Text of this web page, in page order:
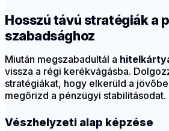
Hosszú távú stratégiák a
szabadsághoz
Miután megszabadultál a
vissza a régi kerékvágásba.
stratégiákat, hogy elkerüld a
megőrizd a pénzügyi stabilitásodat.
Vészhelyzeti alap képzése